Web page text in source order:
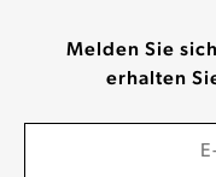
Melden Sie
erhalten